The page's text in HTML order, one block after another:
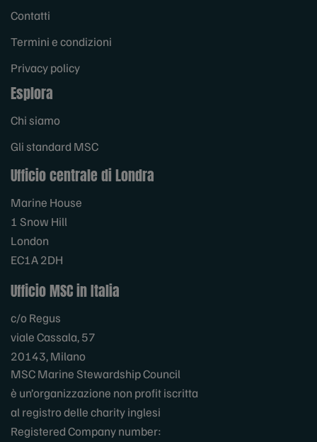
Contatti
Termini e condizioni
Privacy policy
Esplora
Chi siamo
Gli standard MSC
Ufficio centrale di Londra
Marine House
1 Snow Hill
London
EC1A 2DH
Ufficio MSC in Italia
c/o Regus
viale Cassala, 57
20143, Milano
MSC Marine Stewardship Council
è un’organizzazione non profit iscritta
al registro delle charity inglesi
Registered Company number: